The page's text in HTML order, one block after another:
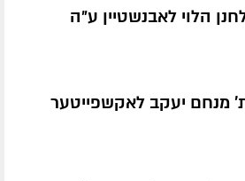
הלוי לאבנשטיין ע״ה
מנחם יעקב לאקשפייטער